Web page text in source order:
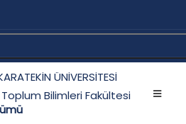
ÜNİVERSİTESİ
Bilimleri Fakültesi